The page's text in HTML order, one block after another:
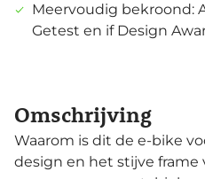
Meervoudig bekroond:
Getest en if Design
Omschrijving
Waarom is dit de e-bike voor jou?
design en het stijve frame